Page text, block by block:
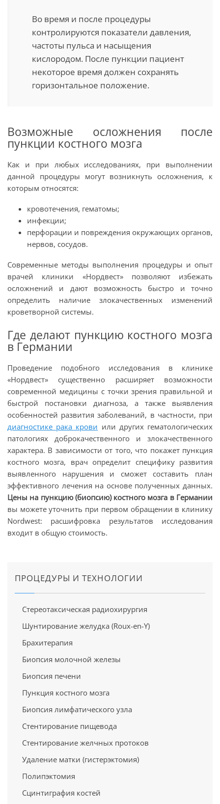
Во время и после процедуры
контролируются показатели давления,
частоты пульса и насыщения
кислородом. После пункции пациент
некоторое время должен сохранять
горизонтальное положение.
Возможные осложнения после
пункции костного мозга
Как и при любых исследованиях, при выполнении
данной процедуры могут возникнуть осложнения, к
которым относятся:
кровотечения, гематомы;
инфекции;
перфорации и повреждения окружающих органов,
нервов, сосудов.
Современные методы выполнения процедуры и опыт
врачей клиники «Нордвест» позволяют избежать
осложнений и дают возможность быстро и точно
определить наличие злокачественных изменений
кроветворной системы.
Где делают пункцию костного мозга
в Германии
Проведение подобного исследования в клинике
«Нордвест» существенно расширяет возможности
современной медицины с точки зрения правильной и
быстрой постановки диагноза, а также выявления
особенностей развития заболеваний, в частности, при
диагностике рака крови или других гематологических
патологиях доброкачественного и злокачественного
характера. В зависимости от того, что покажет пункция
костного мозга, врач определит специфику развития
выявленного нарушения и сможет составить план
эффективного лечения на основе полученных данных.
Цены на пункцию (биопсию) костного мозга в Германии
вы можете уточнить при первом обращении в клинику
Nordwest: расшифровка результатов исследования
входит в общую стоимость.
ПРОЦЕДУРЫ И ТЕХНОЛОГИИ
Стереотаксическая радиохирургия
Шунтирование желудка (Roux-en-Y)
Брахитерапия
Биопсия молочной железы
Биопсия печени
Пункция костного мозга
Биопсия лимфатического узла
Стентирование пищевода
Стентирование желчных протоков
Удаление матки (гистерэктомия)
Полипэктомия
Сцинтиграфия костей